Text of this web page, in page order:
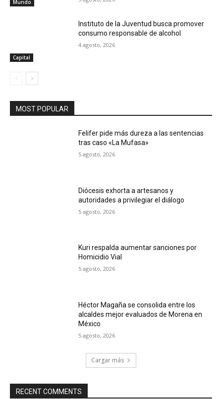
Mundo
Capital
Instituto de la Juventud busca promover
consumo responsable de alcohol
4 agosto, 2026
MOST POPULAR
Felifer pide más dureza a las sentencias
tras caso «La Mufasa»
5 agosto, 2026
Diócesis exhorta a artesanos y
autoridades a privilegiar el diálogo
5 agosto, 2026
Kuri respalda aumentar sanciones por
Homicidio Vial
5 agosto, 2026
Héctor Magaña se consolida entre los
alcaldes mejor evaluados de Morena en
México
5 agosto, 2026
Cargar más
RECENT COMMENTS